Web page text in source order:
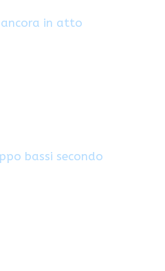
ancora in atto
bassi secondo